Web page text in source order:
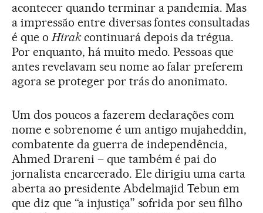
acontecer quando terminar a pandemia. Mas
a impressão entre diversas fontes consultadas
é que oHirakcontinuará depois da trégua.
Por enquanto, há muito medo. Pessoas que
antes revelavam seu nome ao falar preferem
agora se proteger por trás do anonimato.
Um dos poucos a fazerem declarações com
nome e sobrenome é um antigo mujaheddin,
combatente da guerra de independência,
Ahmed Drareni – que também é pai do
jornalista encarcerado. Ele dirigiu uma carta
aberta ao presidente Abdelmajid Tebun em
que diz que “a injustiça” sofrida por seu filho